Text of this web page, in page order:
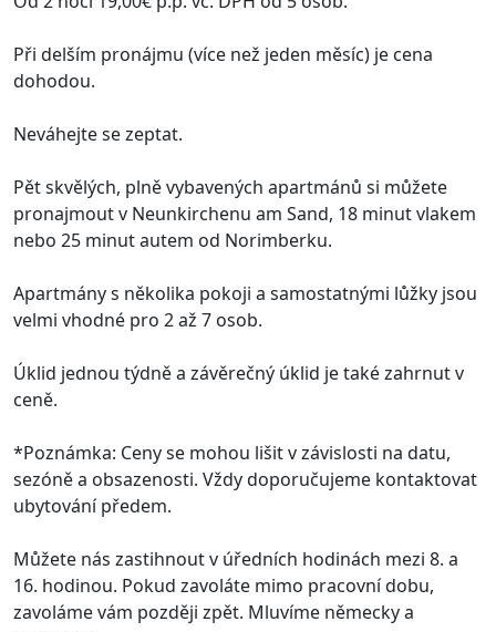
Při delším pronájmu (více než jeden měsíc) je cena
dohodou.
Neváhejte se zeptat.
Pět skvělých, plně vybavených apartmánů si můžete
pronajmout v Neunkirchenu am Sand, 18 minut vlakem
nebo 25 minut autem od Norimberku.
Apartmány s několika pokoji a samostatnými lůžky jsou
velmi vhodné pro 2 až 7 osob.
Úklid jednou týdně a závěrečný úklid je také zahrnut v
ceně.
*Poznámka: Ceny se mohou lišit v závislosti na datu,
sezóně a obsazenosti. Vždy doporučujeme kontaktovat
ubytování předem.
Můžete nás zastihnout v úředních hodinách mezi 8. a
16. hodinou. Pokud zavoláte mimo pracovní dobu,
zavoláme vám později zpět. Mluvíme německy a